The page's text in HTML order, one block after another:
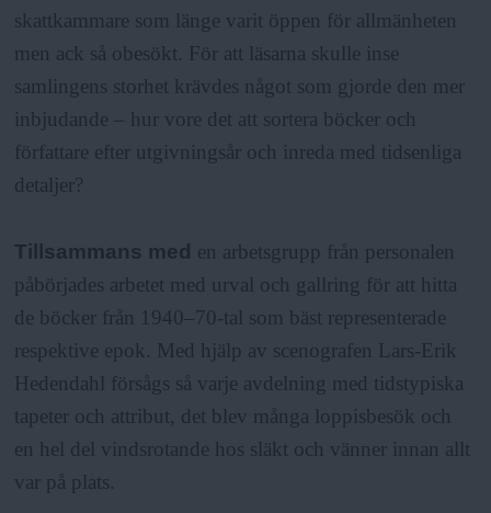
skattkammare som länge varit öppen för allmänheten
men ack så obesökt. För att läsarna skulle inse
samlingens storhet krävdes något som gjorde den mer
inbjudande – hur vore det att sortera böcker och
författare efter utgivningsår och inreda med tidsenliga
detaljer?
Tillsammans med en arbetsgrupp från personalen
påbörjades arbetet med urval och gallring för att hitta
de böcker från 1940–70-tal som bäst representerade
respektive epok. Med hjälp av scenografen Lars-Erik
Hedendahl försågs så varje avdelning med tidstypiska
tapeter och attribut, det blev många loppisbesök och
en hel del vindsrotande hos släkt och vänner innan allt
var på plats.